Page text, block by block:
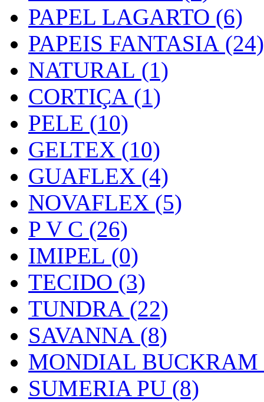
PAPEL LAGARTO (6)
PAPEIS FANTASIA (24)
NATURAL (1)
CORTIÇA (1)
PELE (10)
GELTEX (10)
GUAFLEX (4)
NOVAFLEX (5)
P V C (26)
IMIPEL (0)
TECIDO (3)
TUNDRA (22)
SAVANNA (8)
MONDIAL BUCKRAM
SUMERIA PU (8)